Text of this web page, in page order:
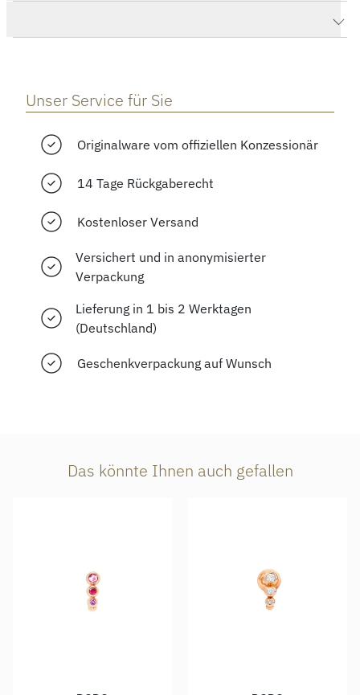
Unser Service für Sie
Originalware vom offiziellen Konzessionär
14 Tage Rückgaberecht
Kostenloser Versand
Versichert und in anonymisierter
Verpackung
Lieferung in 1 bis 2 Werktagen
(Deutschland)
Geschenkverpackung auf Wunsch
Das könnte Ihnen auch gefallen